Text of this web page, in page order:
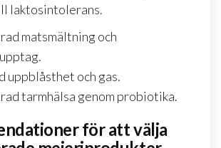
laktosintolerans.
matsmältning och
uppblåsthet och gas.
tarmhälsa genom probiotika.
för att välja